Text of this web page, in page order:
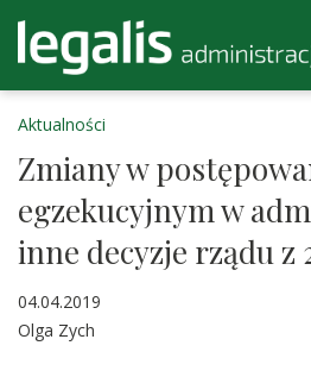
Aktualności
Zmiany w
egzekucyjnym w
inne decyzje rządu z
04.04.2019
Olga Zych